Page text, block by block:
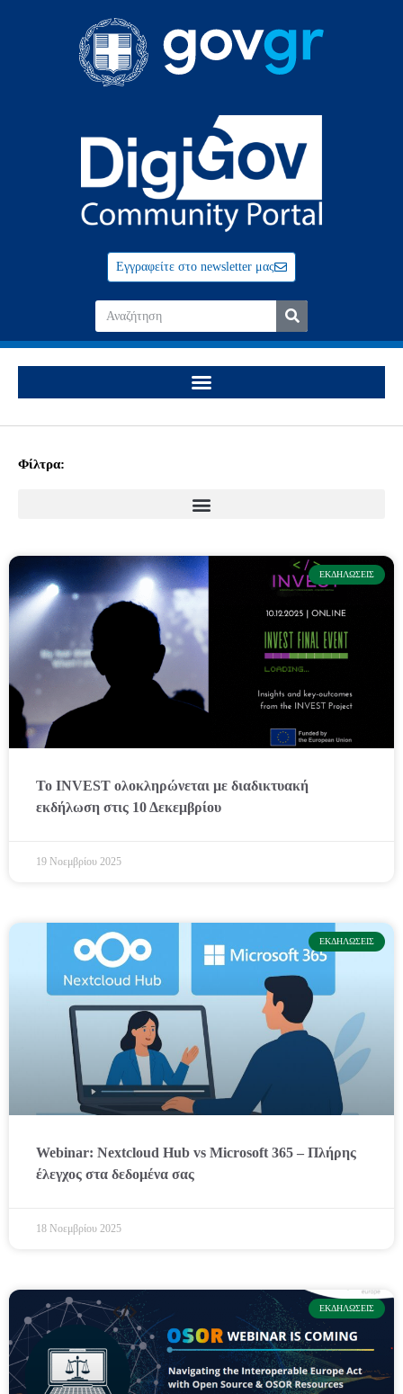
Εγγραφείτε στο newsletter μας
Φίλτρα:
ΕΚΔΗΛΏΣΕΙΣ
Το INVEST ολοκληρώνεται με διαδικτυακή
εκδήλωση στις 10 Δεκεμβρίου
19 Νοεμβρίου 2025
ΕΚΔΗΛΏΣΕΙΣ
Webinar: Nextcloud Hub vs Microsoft 365 – Πλήρης
έλεγχος στα δεδομένα σας
18 Νοεμβρίου 2025
ΕΚΔΗΛΏΣΕΙΣ